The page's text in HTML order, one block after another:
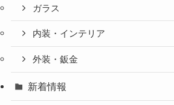
ガラス
内装・インテリア
外装・鈑金
新着情報